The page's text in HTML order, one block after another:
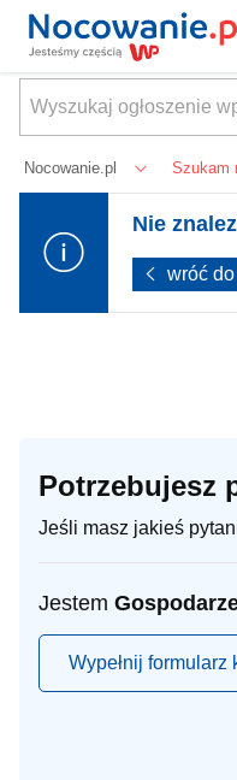
Nocowanie.pl Szukam
Nie
wróć do
Potrzebujesz
Jeśli masz jakieś
Jestem
Wypełnij formularz